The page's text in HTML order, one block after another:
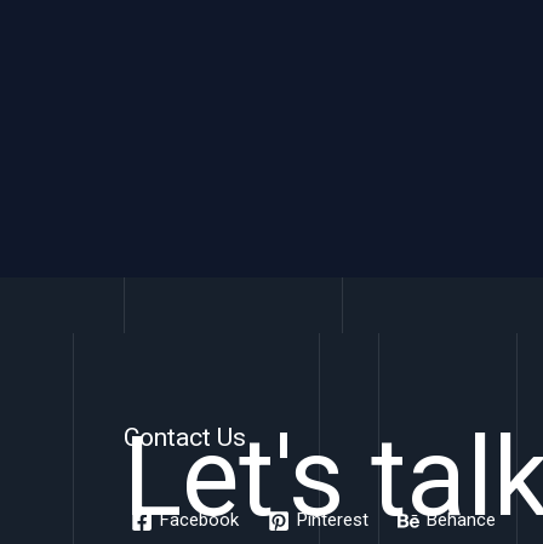
Contact Us
Let's
Facebook Pinterest Behance